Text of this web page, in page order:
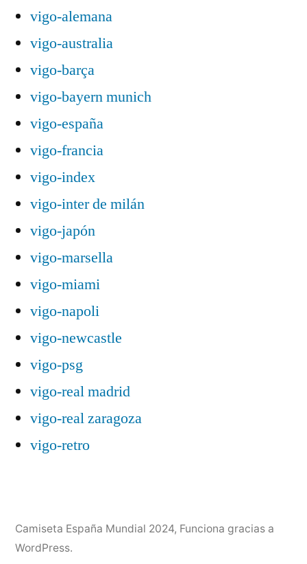
vigo-alemana
vigo-australia
vigo-barça
vigo-bayern munich
vigo-españa
vigo-francia
vigo-index
vigo-inter de milán
vigo-japón
vigo-marsella
vigo-miami
vigo-napoli
vigo-newcastle
vigo-psg
vigo-real madrid
vigo-real zaragoza
vigo-retro
Camiseta España Mundial 2024, Funciona gracias a
WordPress.